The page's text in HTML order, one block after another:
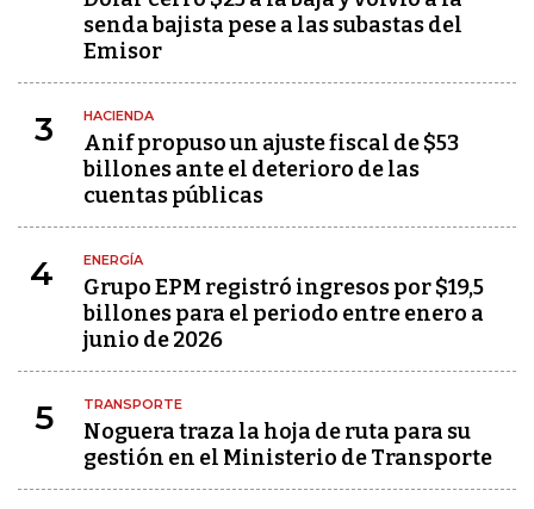
senda bajista pese a las subastas del
Emisor
3 HACIENDA
Anif propuso un ajuste fiscal de $53
billones ante el deterioro de las
cuentas públicas
4 ENERGÍA
Grupo EPM registró ingresos por $19,5
billones para el periodo entre enero a
junio de 2026
5 TRANSPORTE
Noguera traza la hoja de ruta para su
gestión en el Ministerio de Transporte